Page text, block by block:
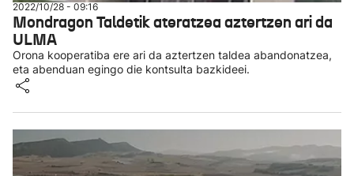
2022/10/28 - 09:16
Mondragon Taldetik ateratzea aztertzen ari da
ULMA
Orona kooperatiba ere ari da aztertzen taldea abandonatzea,
eta abenduan egingo die kontsulta bazkideei.